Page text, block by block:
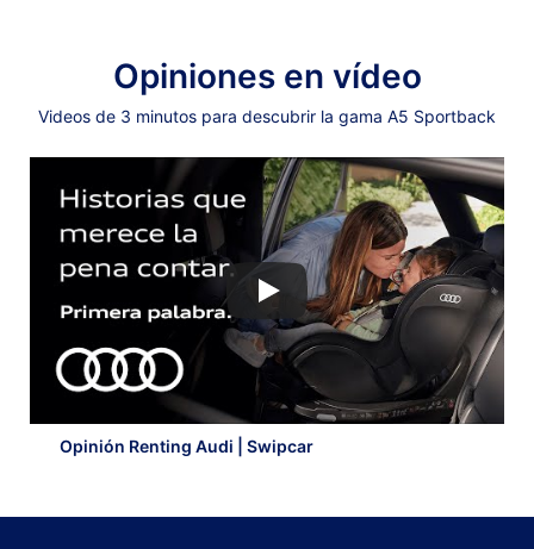
Opiniones en vídeo
Videos de 3 minutos para descubrir la gama A5 Sportback
Opinión Renting Audi | Swipcar